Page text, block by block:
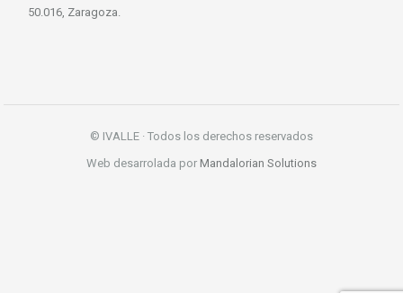
50.016, Zaragoza.
© IVALLE · Todos los derechos reservados
Web desarrolada por Mandalorian Solutions